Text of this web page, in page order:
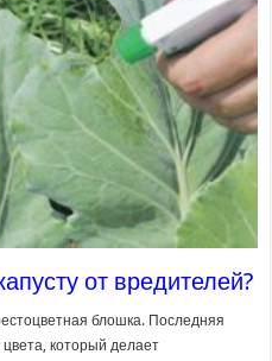
от вредителей?
блошка. Последняя
который делает